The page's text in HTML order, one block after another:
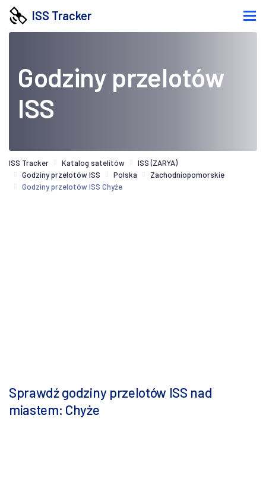
ISS Tracker
Godziny przelotów
ISS
ISS Tracker Katalog satelitów
ISS (ZARYA)
Godziny przelotów ISS
Polska
Zachodniopomorskie
Godziny przelotów ISS Chyże
Sprawdź godziny przelotów ISS nad
miastem: Chyże